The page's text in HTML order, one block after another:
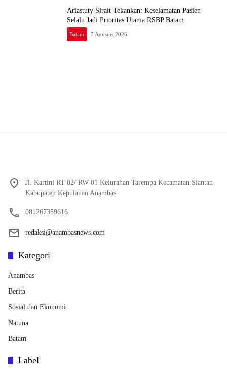
Ariastuty Sirait Tekankan: Keselamatan Pasien
Selalu Jadi Prioritas Utama RSBP Batam
Batam 7 Agustus 2026
Jl. Kartini RT 02/ RW 01 Kelurahan Tarempa Kecamatan Siantan
Kabupaten Kepulauan Anambas.
081267359616
redaksi@anambasnews.com
Kategori
Anambas
Berita
Sosial dan Ekonomi
Natuna
Batam
Label